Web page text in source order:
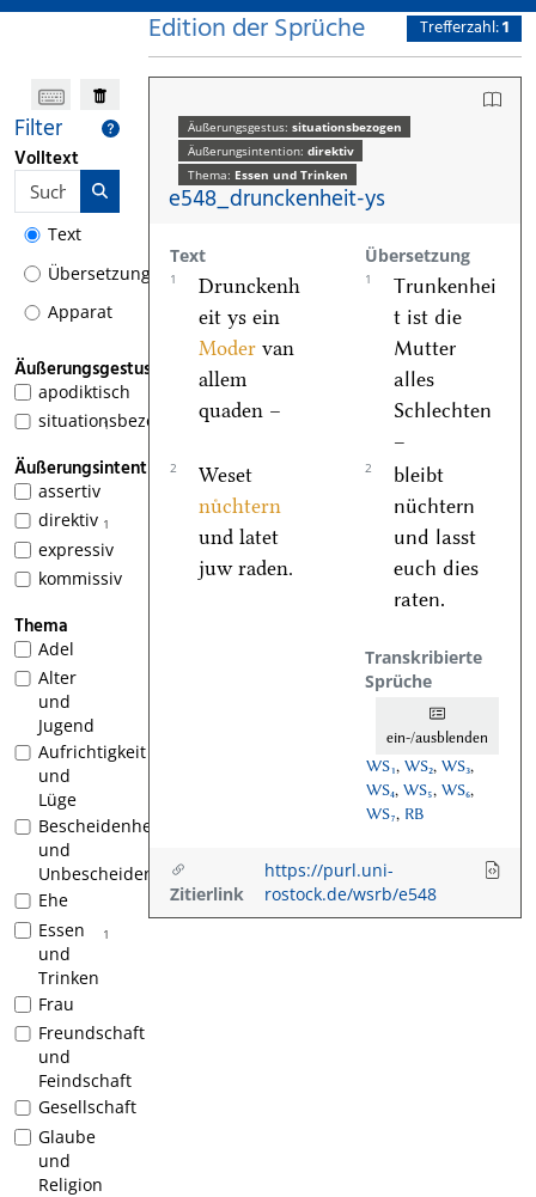
Filter
Volltext
Text
Übersetzung
Apparat
Äußerungsgestus
apodiktisch
1
situationsbezogen
Äußerungsintention
assertiv
1
direktiv
expressiv
kommissiv
Thema
Adel
Alter
und
Jugend
Aufrichtigkeit
und
Lüge
Bescheidenheit
und
Unbescheidenheit
Ehe
1
Essen
und
Trinken
Frau
Freundschaft
und
Feindschaft
Gesellschaft
Glaube
und
Religion
Edition der Sprüche Trefferzahl:1
Äußerungsgestus: situationsbezogen
Äußerungsintention: direktiv
Thema: Essen und Trinken
e548_drunckenheit-ys
Text Übersetzung
1
Drunckenh
eit ys ein
Moder van
allem
quaden –
1
Trunkenhei
t ist die
Mutter
alles
Schlechten
–
2
Weset
nuͤchtern
und latet
juw raden.
2
bleibt
nüchtern
und lasst
euch dies
raten.
Transkribierte
Sprüche
ein-/ausblenden
WS₁, WS₂, WS₃,
WS₄, WS₅, WS₆,
WS₇, RB
Zitierlink
https://purl.uni-
rostock.de/wsrb/e548